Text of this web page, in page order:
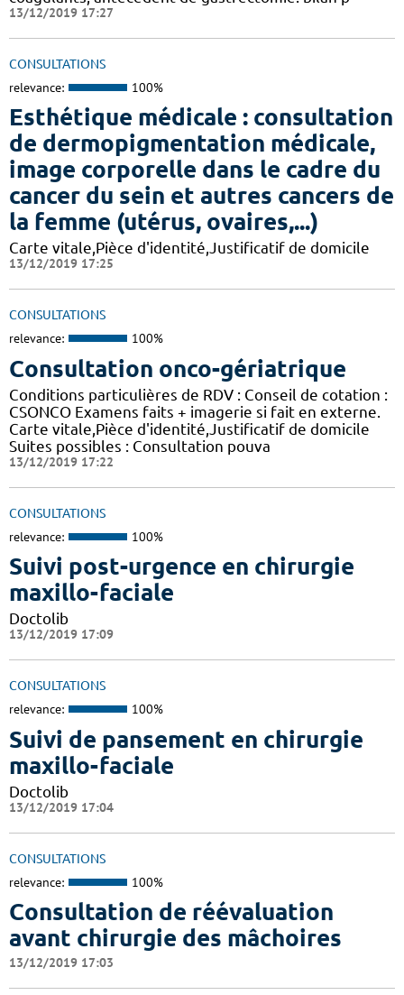
13/12/2019 17:27
CONSULTATIONS
relevance: 100%
Esthétique médicale : consultation
de dermopigmentation médicale,
image corporelle dans le cadre du
cancer du sein et autres cancers de
la femme (utérus, ovaires,...)
Carte vitale,Pièce d'identité,Justificatif de domicile
13/12/2019 17:25
CONSULTATIONS
relevance: 100%
Consultation onco-gériatrique
Conditions particulières de RDV : Conseil de cotation :
CSONCO Examens faits + imagerie si fait en externe.
Carte vitale,Pièce d'identité,Justificatif de domicile
Suites possibles : Consultation pouva
13/12/2019 17:22
CONSULTATIONS
relevance: 100%
Suivi post-urgence en chirurgie
maxillo-faciale
Doctolib
13/12/2019 17:09
CONSULTATIONS
relevance: 100%
Suivi de pansement en chirurgie
maxillo-faciale
Doctolib
13/12/2019 17:04
CONSULTATIONS
relevance: 100%
Consultation de réévaluation
avant chirurgie des mâchoires
13/12/2019 17:03